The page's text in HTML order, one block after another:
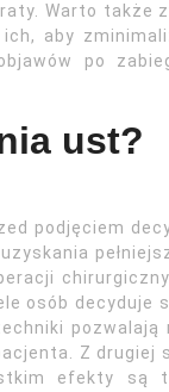
Warto także
aby
po
ust?
podjęciem
osób decyduje
pozwalają
Z drugiej
efekty są